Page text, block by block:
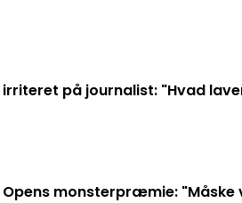
på journalist: "Hvad
Opens monsterpræmie: